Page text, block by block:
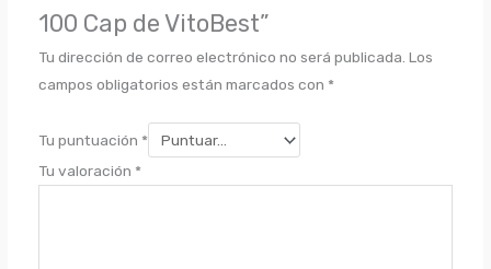
100 Cap de VitoBest”
Tu dirección de correo electrónico no será publicada. Los
campos obligatorios están marcados con *
Tu puntuación *
Tu valoración *